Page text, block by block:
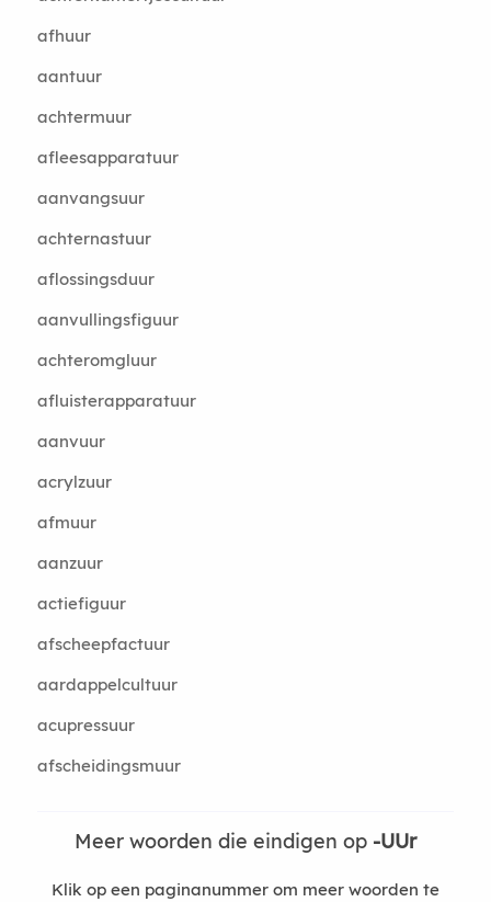
afhuur
aantuur
achtermuur
afleesapparatuur
aanvangsuur
achternastuur
aflossingsduur
aanvullingsfiguur
achteromgluur
afluisterapparatuur
aanvuur
acrylzuur
afmuur
aanzuur
actiefiguur
afscheepfactuur
aardappelcultuur
acupressuur
afscheidingsmuur
Meer woorden die eindigen op -UUr
Klik op een paginanummer om meer woorden te